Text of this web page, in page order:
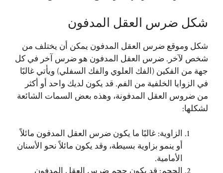
شكل ضرس العقل المدفون
شكل وموقع ضرس العقل المدفون يمكن أن يختلف من
شخص لآخر. ضرس العقل المدفون هو ضرس آخر في كل
جهة من الفكين (الفك العلوي والفك السفلي) ويأتي غالبًا
في الزوايا الخلفية من الفم. قد يكون لديك واحد أو أكثر
من ضروس العقل المدفونة، وهذه بعض السمات الشائعة
لشكلها:
الزاوية: غالبًا ما يكون ضرس العقل المدفون مائلاً
أو ينمو بزاوية بسيطة، وقد يكون مائلاً نحو الأسنان
الأمامية.